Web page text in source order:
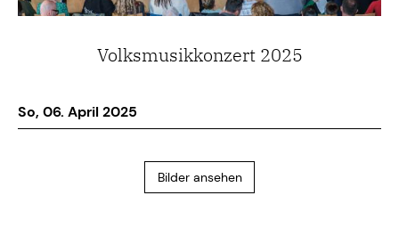
Volksmusikkonzert 2025
So, 06. April 2025
Bilder ansehen